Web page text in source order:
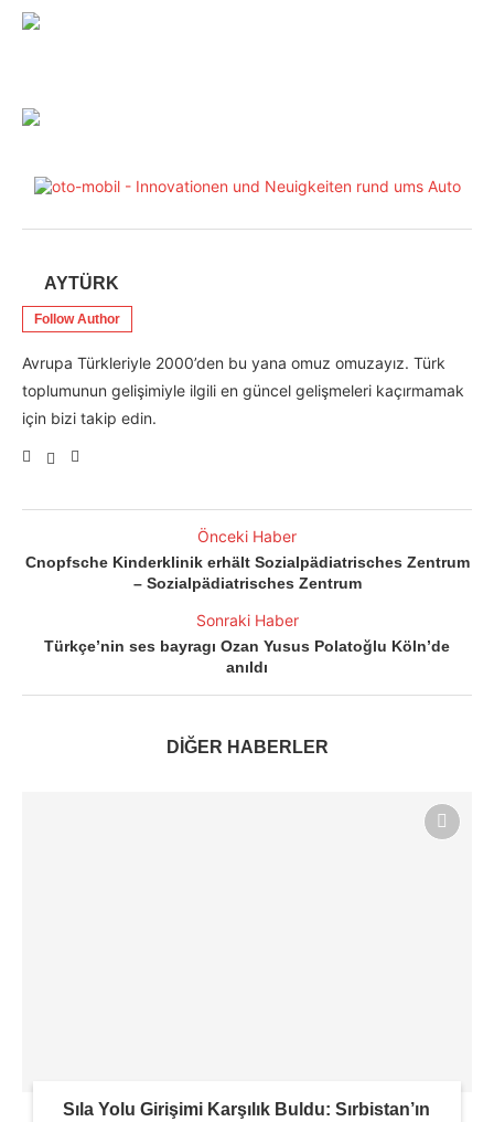
AYTÜRK
Follow Author
Avrupa Türkleriyle 2000’den bu yana omuz omuzayız. Türk
toplumunun gelişimiyle ilgili en güncel gelişmeleri kaçırmamak
için bizi takip edin.
Önceki Haber
Cnopfsche Kinderklinik erhält Sozialpädiatrisches Zentrum
– Sozialpädiatrisches Zentrum
Sonraki Haber
Türkçe’nin ses bayragı Ozan Yusus Polatoğlu Köln’de
anıldı
DİĞER HABERLER
Sıla Yolu Girişimi Karşılık Buldu: Sırbistan’ın